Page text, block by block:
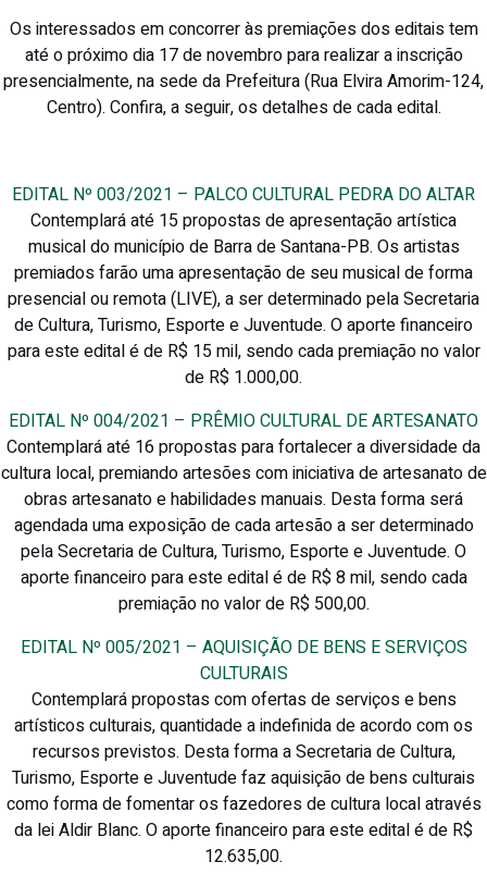
Os interessados em concorrer às premiações dos editais tem
até o próximo dia 17 de novembro para realizar a inscrição
presencialmente, na sede da Prefeitura (Rua Elvira Amorim-124,
Centro). Confira, a seguir, os detalhes de cada edital.
EDITAL Nº 003/2021 – PALCO CULTURAL PEDRA DO ALTAR
Contemplará até 15 propostas de apresentação artística
musical do município de Barra de Santana-PB. Os artistas
premiados farão uma apresentação de seu musical de forma
presencial ou remota (LIVE), a ser determinado pela Secretaria
de Cultura, Turismo, Esporte e Juventude. O aporte financeiro
para este edital é de R$ 15 mil, sendo cada premiação no valor
de R$ 1.000,00.
EDITAL Nº 004/2021 – PRÊMIO CULTURAL DE ARTESANATO
Contemplará até 16 propostas para fortalecer a diversidade da
cultura local, premiando artesões com iniciativa de artesanato de
obras artesanato e habilidades manuais. Desta forma será
agendada uma exposição de cada artesão a ser determinado
pela Secretaria de Cultura, Turismo, Esporte e Juventude. O
aporte financeiro para este edital é de R$ 8 mil, sendo cada
premiação no valor de R$ 500,00.
EDITAL Nº 005/2021 – AQUISIÇÃO DE BENS E SERVIÇOS
CULTURAIS
Contemplará propostas com ofertas de serviços e bens
artísticos culturais, quantidade a indefinida de acordo com os
recursos previstos. Desta forma a Secretaria de Cultura,
Turismo, Esporte e Juventude faz aquisição de bens culturais
como forma de fomentar os fazedores de cultura local através
da lei Aldir Blanc. O aporte financeiro para este edital é de R$
12.635,00.